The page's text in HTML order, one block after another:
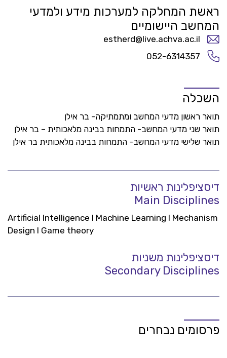
ראשת המחלקה למערכות מידע ולמדעי
המחשב היישומיים
estherd@live.achva.ac.il
052-6314357
השכלה
תואר ראשון מדעי המחשב ומתמתיקה- בר אילן
תואר שני מדעי המחשב- התמחות בבינה מלאכותית – בר אילן
תואר שלישי מדעי המחשב- התמחות בבינה מלאכותית בר אילן
דיסציפלינות ראשיות
Main Disciplines
Artificial Intelligence l Machine Learning l Mechanism
Design l Game theory
דיסציפלינות משניות
Secondary Disciplines
פרסומים נבחרים